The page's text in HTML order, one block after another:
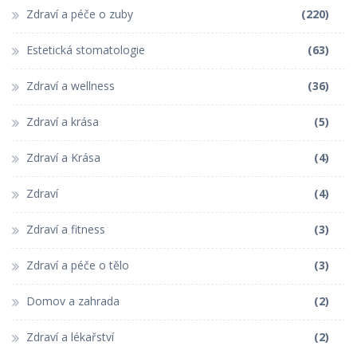
Zdraví a péče o zuby (220)
Estetická stomatologie (63)
Zdraví a wellness (36)
Zdraví a krása (5)
Zdraví a Krása (4)
Zdraví (4)
Zdraví a fitness (3)
Zdraví a péče o tělo (3)
Domov a zahrada (2)
Zdraví a lékařství (2)